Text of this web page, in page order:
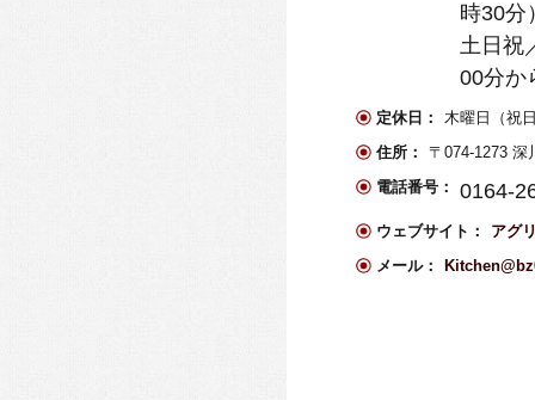
時30分
土日祝
00分か
定休日：
木曜日（祝
住所：
〒074-1273 深
電話番号：
0164-
ウェブサイト：
アグ
メール：